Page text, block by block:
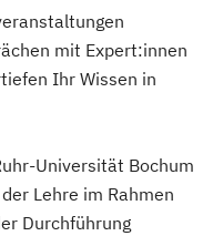
mit Expert:innen
Ihr Wissen in
Universität Bochum
Lehre im Rahmen
Durchführung